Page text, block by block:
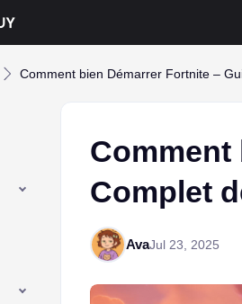
Comment bien Démarrer Fortnite –
Comment
Complet
AvaJul 23, 2025